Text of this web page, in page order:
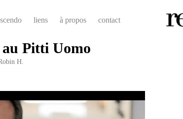
liens à propos contact
Pitti Uomo
H.